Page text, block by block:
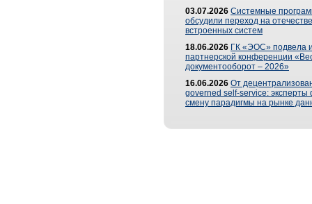
03.07.2026 Системные
обсудили переход на
встроенных систем
18.06.2026 ГК «ЭОС» подвела
партнерской конференции
документооборот – 2026»
16.06.2026 От
governed self-service: эксперты
смену парадигмы на рынке